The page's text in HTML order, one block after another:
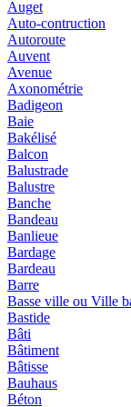
Auget
Auto-contruction
Autoroute
Auvent
Avenue
Axonométrie
Badigeon
Baie
Bakélisé
Balcon
Balustrade
Balustre
Banche
Bandeau
Banlieue
Bardage
Bardeau
Barre
Basse ville ou Ville
Bastide
Bâti
Bâtiment
Bâtisse
Bauhaus
Béton